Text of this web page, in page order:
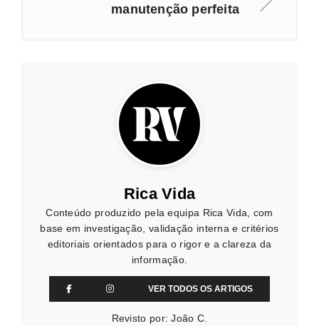
manutenção perfeita
Rica Vida
Conteúdo produzido pela equipa Rica Vida, com
base em investigação, validação interna e critérios
editoriais orientados para o rigor e a clareza da
informação.
VER TODOS OS ARTIGOS
Revisto por: João C.